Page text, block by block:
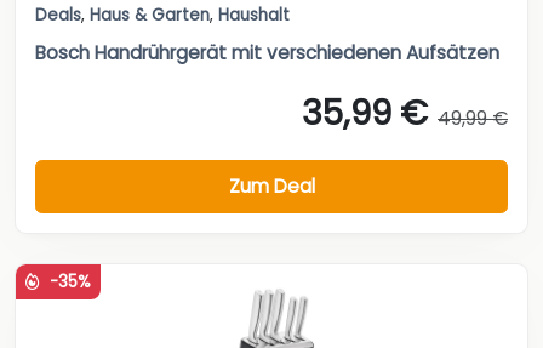
Deals, Haus & Garten, Haushalt
Bosch Handrührgerät mit verschiedenen Aufsätzen
35,99 € 49,99 €
Zum Deal
-35%